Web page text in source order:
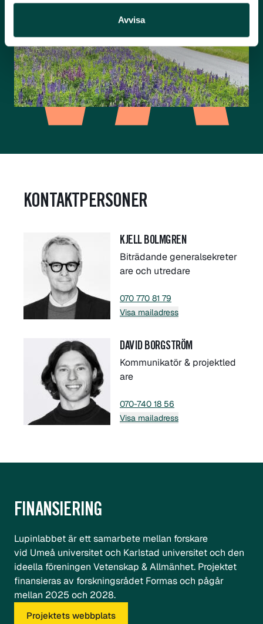
Avvisa
KONTAKTPERSONER
KJELL BOLMGREN
Biträdande generalsekreter
are och utredare
070 770 81 79
Visa mailadress
DAVID BORGSTRÖM
Kommunikatör & projektled
are
070-740 18 56
Visa mailadress
FINANSIERING
Lupinlabbet är ett samarbete mellan forskare
vid Umeå universitetoch Karlstad universitetoch den
ideella föreningen Vetenskap & Allmänhet. Projektet
finansieras av forskningsrådet Formasoch pågår
mellan 2025 och 2028.
Projektets webbplats